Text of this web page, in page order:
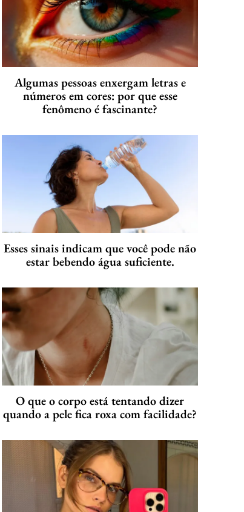
Algumas pessoas enxergam letras e
números em cores: por que esse
fenômeno é fascinante?
Esses sinais indicam que você pode não
estar bebendo água suficiente.
O que o corpo está tentando dizer
quando a pele fica roxa com facilidade?